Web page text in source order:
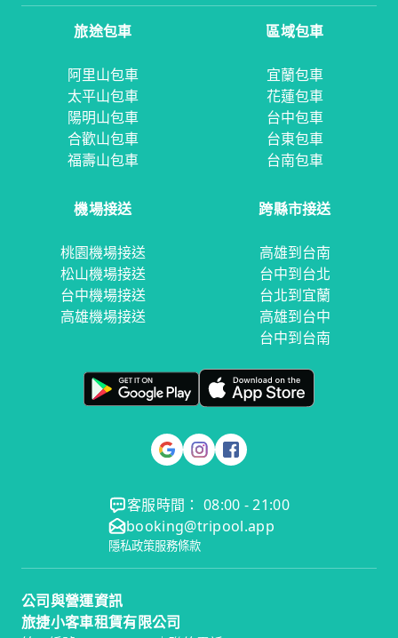
旅途包車
阿里山包車
太平山包車
陽明山包車
合歡山包車
福壽山包車
區域包車
宜蘭包車
花蓮包車
台中包車
台東包車
台南包車
機場接送
桃園機場接送
松山機場接送
台中機場接送
高雄機場接送
跨縣市接送
高雄到台南
台中到台北
台北到宜蘭
高雄到台中
台中到台南
客服時間： 08:00 - 21:00
booking@tripool.app
隱私政策服務條款
公司與營運資訊
旅捷小客車租賃有限公司